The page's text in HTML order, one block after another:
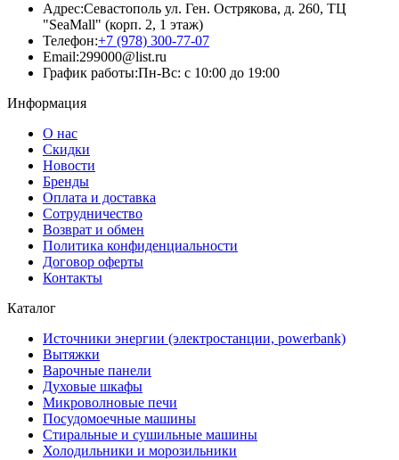
Адрес:Севастополь ул. Ген. Острякова, д. 260, ТЦ
"SeaMall" (корп. 2, 1 этаж)
Телефон:+7 (978) 300-77-07
Email:299000@list.ru
График работы:Пн-Вс: с 10:00 до 19:00
Информация
О нас
Скидки
Новости
Бренды
Оплата и доставка
Сотрудничество
Возврат и обмен
Политика конфиденциальности
Договор оферты
Контакты
Каталог
Источники энергии (электростанции, powerbank)
Вытяжки
Варочные панели
Духовые шкафы
Микроволновые печи
Посудомоечные машины
Стиральные и сушильные машины
Холодильники и морозильники